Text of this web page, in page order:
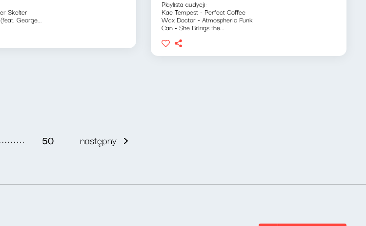
Skelter
George...
Playlista audycji:
Kae Tempest - Perfect Coffee
Wax Doctor - Atmospheric Funk
Can - She Brings the...
50 następny